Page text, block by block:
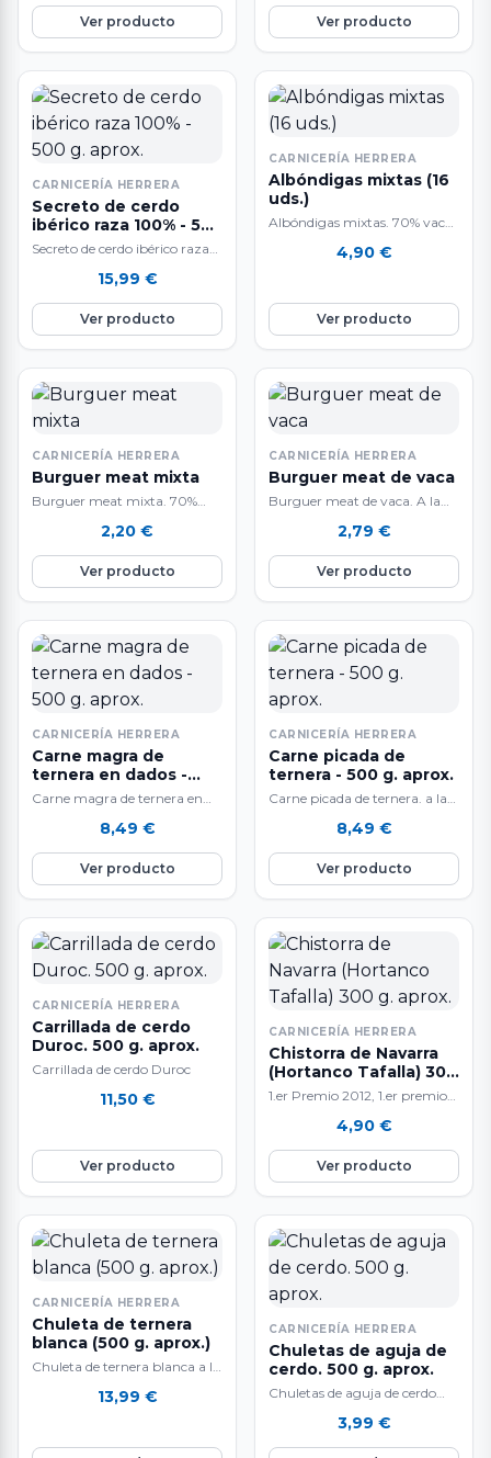
Ver producto Ver producto
CARNICERÍA HERRERA
Secreto de cerdo
ibérico raza 100% - 500
g. aprox.
Secreto de cerdo ibérico raza
500 g. aproximadamente.…
15,99 €
Ver producto
CARNICERÍA HERRERA
Albóndigas mixtas (16
uds.)
Albóndigas mixtas. 70% vaca
bandejas de 16 unidades.…
4,90 €
Ver producto
CARNICERÍA HERRERA
Burguer meat mixta
Burguer meat mixta. 70%
por unidades de 160gr…
2,20 €
Ver producto
CARNICERÍA HERRERA
Burguer meat de vaca
Burguer meat de vaca. A la
180gr aprox. Deliciosa…
2,79 €
Ver producto
CARNICERÍA HERRERA
Carne magra de
ternera en dados -
500 g. aprox.
Carne magra de ternera en
de 500 g. aproximadamente.
…
8,49 €
Ver producto
CARNICERÍA HERRERA
Carne picada de
ternera - 500 g. aprox.
Carne picada de ternera. a la
aproximadamente. El peso…
8,49 €
Ver producto
CARNICERÍA HERRERA
Carrillada de cerdo
Duroc. 500 g. aprox.
Carrillada de cerdo Duroc
11,50 €
Ver producto
CARNICERÍA HERRERA
Chistorra de Navarra
(Hortanco Tafalla) 300
g. aprox.
1.er Premio 2012, 1.er premio
2010,2016,2018 Nuestra
chistorra es equilibrada, sin
que…
4,90 €
Ver producto
CARNICERÍA HERRERA
Chuleta de ternera
blanca (500 g. aprox.)
Chuleta de ternera blanca a la
aproximadamente. Carne
13,99 €
CARNICERÍA HERRERA
Chuletas de aguja de
cerdo. 500 g. aprox.
Chuletas de aguja de cerdo
aproximadamente. Muy ricas
y sabrosas, fantásticas…
3,99 €